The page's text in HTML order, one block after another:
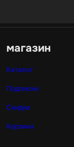
магазин
Каталог
Подписки
Скидки
Корзина